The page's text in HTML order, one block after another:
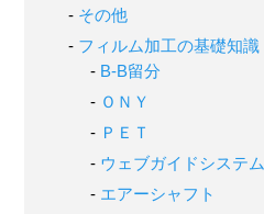
その他
フィルム加工の基礎知識
B-B留分
ＯＮＹ
ＰＥＴ
ウェブガイドシステム
エアーシャフト